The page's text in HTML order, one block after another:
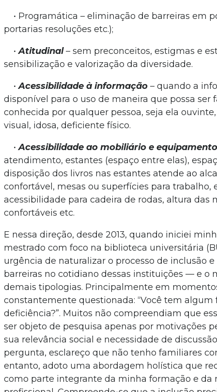
• Programática – eliminação de barreiras em
portarias resoluções etc.);
•Atitudinal– sem preconceitos, estigmas e
sensibilização e valorização da diversidade.
•Acessibilidade à informação – quando a
disponível para o uso de maneira que possa
conhecida por qualquer pessoa, seja ela
visual, idosa, deficiente físico.
• Acessibilidade ao mobiliário e
atendimento, estantes (espaço entre elas),
disposição dos livros nas estantes atende ao
confortável, mesas ou superfícies para trabalho,
acessibilidade para cadeira de rodas, altura das
confortáveis etc.
E nessa direção, desde 2013, quando iniciei
mestrado com foco na biblioteca universitária
urgência de naturalizar o processo de inclusão
barreiras no cotidiano dessas instituições — e o
demais tipologias. Principalmente em
constantemente questionada: “Você tem
deficiência?”. Muitos não compreendiam que
ser objeto de pesquisa apenas por motivações
sua relevância social e necessidade de
pergunta, esclareço que não tenho familiares
entanto, adoto uma abordagem holística que
como parte integrante da minha formação e da